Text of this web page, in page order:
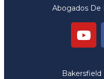
Abogados De
Bakersfield